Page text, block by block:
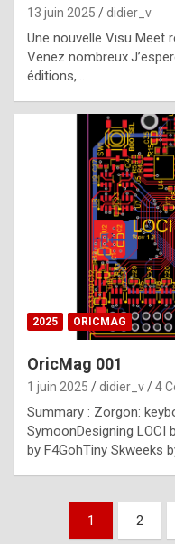
13 juin 2025 didier_v
Une nouvelle Visu Meet
Venez
éditions,…
2025 ORICMAG
OricMag 001
1 juin 2025 didier_v 4
Summary : Zorgon:
SymoonDesigning LOCI
by F4GohTiny Skweeks
Pagination
1 2